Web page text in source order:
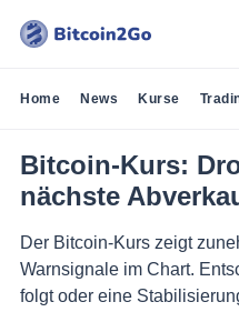
Home News Kurse
Bitcoin-Kurs:
nächste
Der Bitcoin-Kurs zeigt
Warnsignale im Chart.
folgt oder eine